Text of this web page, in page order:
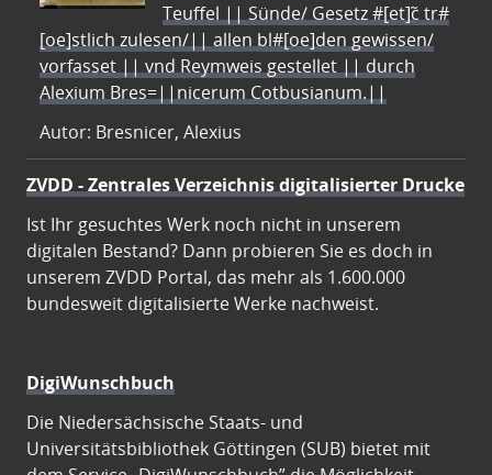
Teuffel || Sünde/ Gesetz #[et]c̃ tr#
[oe]stlich zulesen/|| allen bl#[oe]den gewissen/
vorfasset || vnd Reymweis gestellet || durch
Alexium Bres=||nicerum Cotbusianum.||
Autor: Bresnicer, Alexius
ZVDD - Zentrales Verzeichnis digitalisierter Drucke
Ist Ihr gesuchtes Werk noch nicht in unserem
digitalen Bestand? Dann probieren Sie es doch in
unserem ZVDD Portal, das mehr als 1.600.000
bundesweit digitalisierte Werke nachweist.
DigiWunschbuch
Die Niedersächsische Staats- und
Universitätsbibliothek Göttingen (SUB) bietet mit